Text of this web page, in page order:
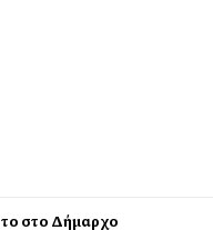
στο Δήμαρχο